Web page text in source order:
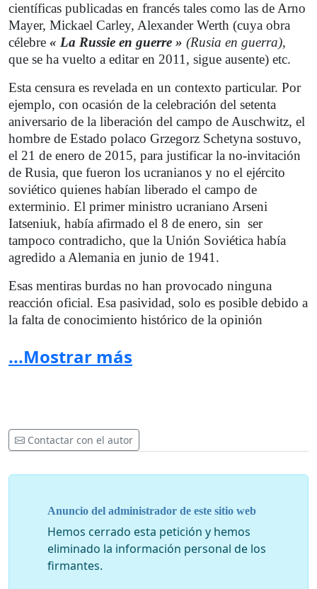
científicas publicadas en francés tales como las de Arno
Mayer, Mickael Carley, Alexander Werth (cuya obra
célebre « La Russie en guerre » (Rusia en guerra),
que se ha vuelto a editar en 2011, sigue ausente) etc.
Esta censura es revelada en un contexto particular. Por
ejemplo, con ocasión de la celebración del setenta
aniversario de la liberación del campo de Auschwitz, el
hombre de Estado polaco Grzegorz Schetyna sostuvo,
el 21 de enero de 2015, para justificar la no-invitación
de Rusia, que fueron los ucranianos y no el ejército
soviético quienes habían liberado el campo de
exterminio. El primer ministro ucraniano Arseni
Iatseniuk, había afirmado el 8 de enero, sin ser
tampoco contradicho, que la Unión Soviética había
agredido a Alemania en junio de 1941.
Esas mentiras burdas no han provocado ninguna
reacción oficial. Esa pasividad, solo es posible debido a
la falta de conocimiento histórico de la opinión
extendido hasta en las instituciones universitarias.
Durante mucho tiempo tácita o hipócrita, ésta alcanza
todo el catálogo de una editorial progresista.
pluralismo de las publicaciones científicas puestas a la
disposición de los estudiantes y otros usuarios. Esto
vale para esta biblioteca como para las demás
bibliotecas universitarias.
...Mostrar más
Contactar con el autor
Anuncio del administrador de este sitio web
Hemos cerrado esta petición y hemos
eliminado la información personal de los
firmantes.